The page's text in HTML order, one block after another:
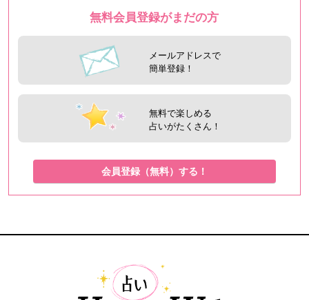
無料会員登録がまだの方
メールアドレスで
簡単登録！
無料で楽しめる
占いがたくさん！
会員登録（無料）する！